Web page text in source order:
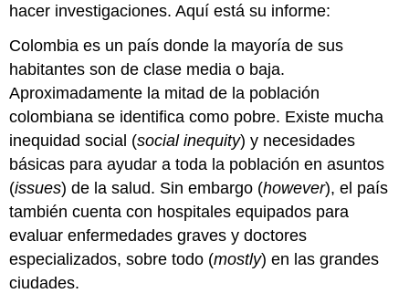
Colombia
1:
Interpretación
Paso
2:
Paso
3:
Comparación
y
hacer investigaciones. Aquí está su informe:
Colombia es un país donde la mayoría de sus
habitantes son de clase media o baja.
Aproximadamente la mitad de la población
colombiana se identifica como pobre. Existe mucha
inequidad social (social inequity) y necesidades
básicas para ayudar a toda la población en asuntos
(issues) de la salud. Sin embargo (however), el país
también cuenta con hospitales equipados para
evaluar enfermedades graves y doctores
especializados, sobre todo (mostly) en las grandes
ciudades.